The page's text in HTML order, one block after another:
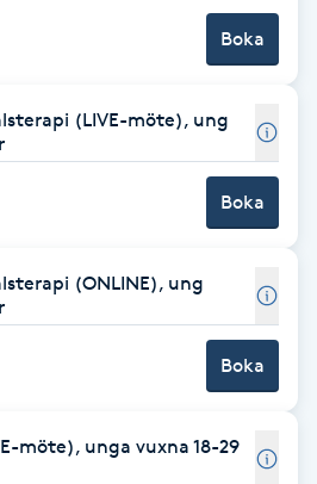
Boka
(LIVE-möte), ung
Boka
(ONLINE), ung
Boka
möte), unga vuxna 18-29